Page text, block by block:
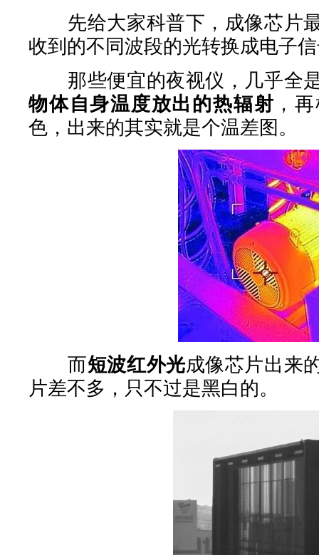
先给大家科普下，成像芯片
收到的不同波段的光转换成电子
那些便宜的夜视仪，几乎全
物体自身温度放出的热辐射 ，
色，出来的其实就是个温差图。
而短波红外光成像芯片出来
片差不多，只不过是黑白的。